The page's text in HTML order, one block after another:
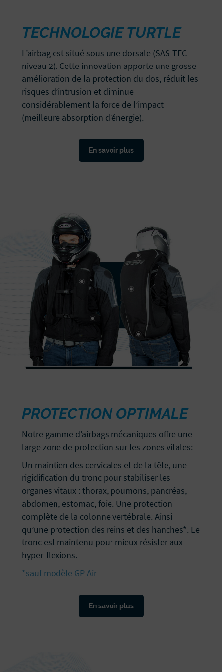
TECHNOLOGIE TURTLE
L’airbag est situé sous une dorsale (SAS-TEC
niveau 2). Cette innovation apporte une grosse
amélioration de la protection du dos, réduit les
risques d’intrusion et diminue
considérablement la force de l’impact
(meilleure absorption d’énergie).
En savoir plus
PROTECTION OPTIMALE
Notre gamme d’airbags mécaniques offre une
large zone de protection sur les zones vitales:
Un maintien des cervicales et de la tête, une
rigidification du tronc pour stabiliser les
organes vitaux : thorax, poumons, pancréas,
abdomen, estomac, foie. Une protection
complète de la colonne vertébrale. Ainsi
qu’une protection des reins et des hanches*. Le
tronc est maintenu pour mieux résister aux
hyper-flexions.
*sauf modèle GP Air
En savoir plus